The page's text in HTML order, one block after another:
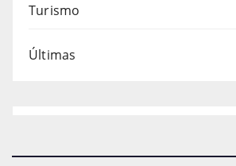
Turismo
Últimas